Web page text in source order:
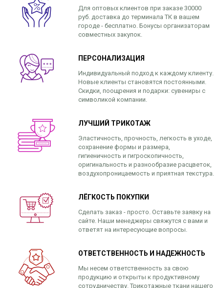
Для оптовых клиентов при заказе 30000
руб. доставка до терминала ТК в вашем
городе - бесплатно. Бонусы организаторам
совместных закупок.
ПЕРСОНАЛИЗАЦИЯ
Индивидуальный подход к каждому клиенту.
Новые клиенты становятся постоянными.
Скидки, поощрения и подарки: сувениры с
символикой компании.
ЛУЧШИЙ ТРИКОТАЖ
Эластичность, прочность, легкость в уходе,
сохранение формы и размера,
гигиеничность и гигроскопичность,
оригинальность и разнообразие расцветок,
воздухопроницаемость и приятная текстура.
ЛЁГКОСТЬ ПОКУПКИ
Сделать заказ - просто. Оставьте заявку на
сайте. Наши менеджеры свяжутся с вами и
ответят на интересующие вопросы.
ОТВЕТСТВЕННОСТЬ И НАДЕЖНОСТЬ
Мы несем ответственность за свою
продукцию и открыты к продуктивному
сотрудничеству. Трикотажные ткани нашего